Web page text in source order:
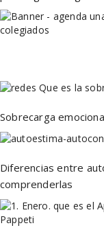
Sobrecarga
Diferencias entre
comprenderlas